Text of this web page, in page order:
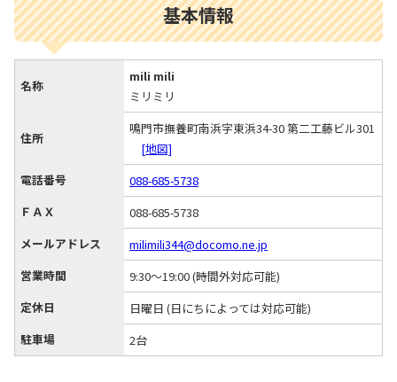
基本情報
名称
mili mili
ミリミリ
住所
鳴門市撫養町南浜字東浜34-30 第二工藤ビル301
[地図]
電話番号
088-685-5738
ＦＡＸ
088-685-5738
メールアドレス
milimili344@docomo.ne.jp
営業時間
9:30～19:00 (時間外対応可能)
定休日
日曜日 (日にちによっては対応可能)
駐車場
2台